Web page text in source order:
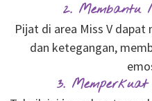
2. Membantu
Pijat di area Miss V
dan ketegangan,
3. Memperkuat